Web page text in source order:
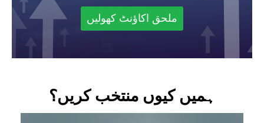
ملحق اکاؤنٹ کھولیں
ہمیں کیوں منتخب کریں؟